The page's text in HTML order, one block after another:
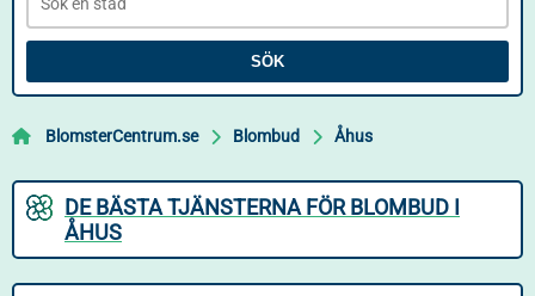
SÖK
BlomsterCentrum.se Blombud Åhus
DE BÄSTA TJÄNSTERNA FÖR BLOMBUD I
ÅHUS